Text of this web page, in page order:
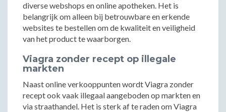
diverse webshops en online apotheken. Het is
belangrijk om alleen bij betrouwbare en erkende
websites te bestellen om de kwaliteit en veiligheid
van het product te waarborgen.
Viagra zonder recept op illegale
markten
Naast online verkooppunten wordt Viagra zonder
recept ook vaak illegaal aangeboden op markten en
via straathandel. Het is sterk af te raden om Viagra